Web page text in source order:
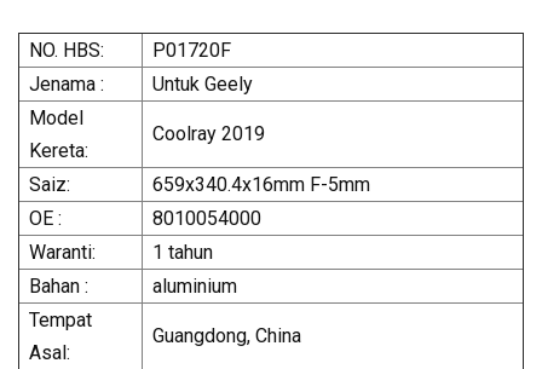
NO. HBS:
P01720F
Jenama :
Untuk Geely
Model
Kereta:
Coolray 2019
Saiz:
659x340.4x16mm F-5mm
OE :
8010054000
Waranti:
1 tahun
Bahan :
aluminium
Tempat
Asal:
Guangdong, China